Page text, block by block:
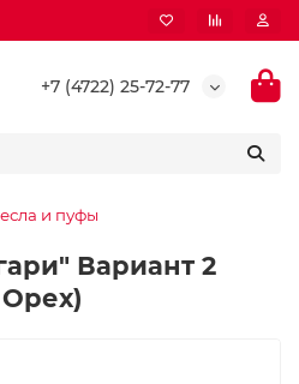
+7 (4722) 25-72-77
и пуфы
Вариант 2